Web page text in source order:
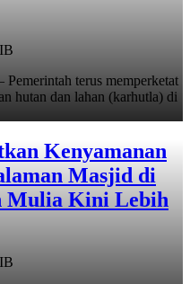
terus memperketat
hutan dan lahan (karhutla) di
Kenyamanan
Masjid di
Mulia Kini Lebih